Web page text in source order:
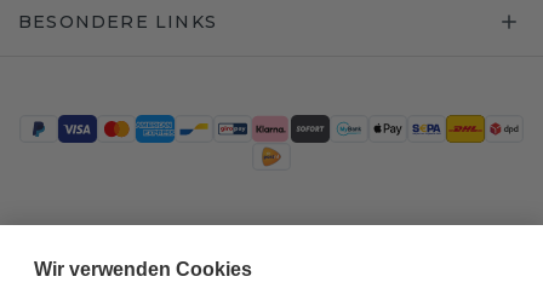
BESONDERE LINKS
Wir verwenden Cookies